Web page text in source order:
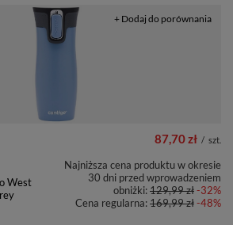
West
87,70 zł / szt.
Najniższa cena produktu w okresie
30 dni przed wprowadzeniem
obniżki:129,99 zł-32%
Cena regularna:169,99 zł-48%
+ Dodaj do porównania